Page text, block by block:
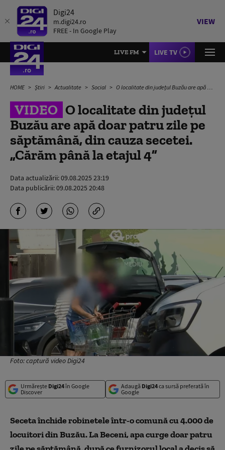
Digi24
m.digi24.ro
FREE - In Google Play
VIEW
LIVE FM LIVE TV
HOME Știri Actualitate Social O localitate din județul Buzău are apă doar patru zile pe săptămână, din cauza secetei. „Cărăm până la etajul 4”
VIDEO O localitate din județul
Buzău are apă doar patru zile pe
săptămână, din cauza secetei.
„Cărăm până la etajul 4”
Data actualizării:09.08.2025 23:19
Data publicării:09.08.2025 20:48
Foto: captură video Digi24
Urmărește Digi24în Google
Discover
Adaugă Digi24ca sursă preferată în
Google
Seceta închide robinetele într-o comună cu 4.000 de
locuitori din Buzău. La Beceni, apa curge doar patru